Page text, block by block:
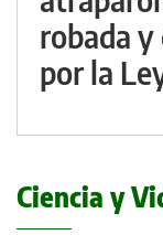
robada
por la
Ciencia y